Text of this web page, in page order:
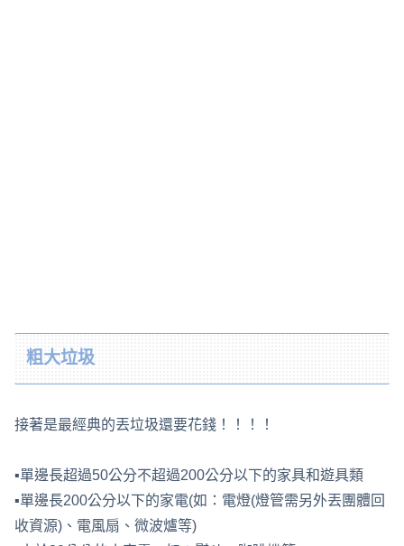
粗大垃圾
接著是最經典的丟垃圾還要花錢！！！！
▪單邊長超過50公分不超過200公分以下的家具和遊具類
▪單邊長200公分以下的家電(如：電燈(燈管需另外丟團體回
收資源)、電風扇、微波爐等)